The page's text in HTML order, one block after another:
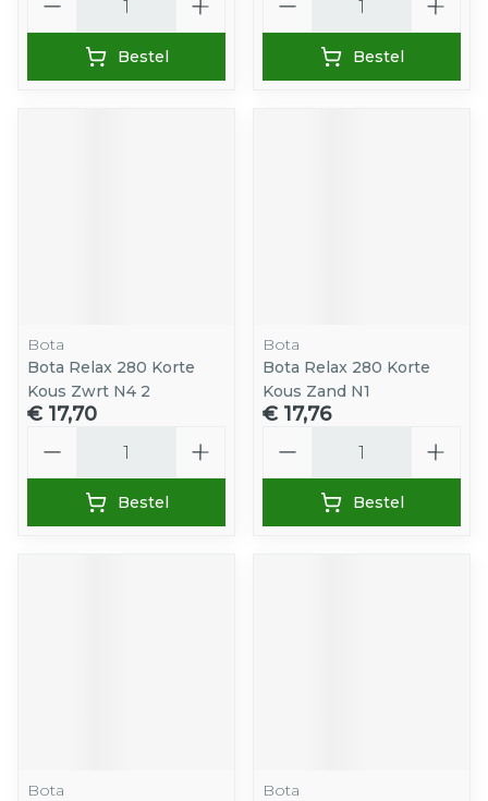
Bestel Bestel
Bota
Bota Relax 280 Korte
Kous Zwrt N4 2
€ 17,70
Bestel
Bota
Bota Relax 280 Korte
Kous Zand N1
€ 17,76
Bestel
Bota
Bota